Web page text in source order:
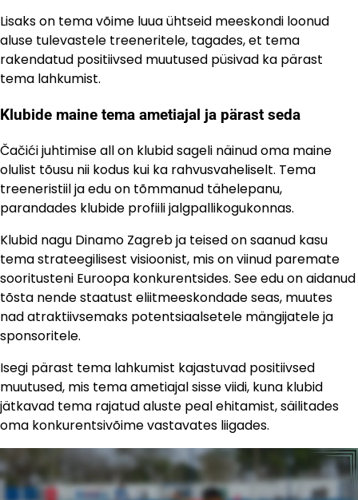
Lisaks on tema võime luua ühtseid meeskondi loonud
aluse tulevastele treeneritele, tagades, et tema
rakendatud positiivsed muutused püsivad ka pärast
tema lahkumist.
Klubide maine tema ametiajal ja pärast seda
Čačići juhtimise all on klubid sageli näinud oma maine
olulist tõusu nii kodus kui ka rahvusvaheliselt. Tema
treeneristiil ja edu on tõmmanud tähelepanu,
parandades klubide profiili jalgpallikogukonnas.
Klubid nagu Dinamo Zagreb ja teised on saanud kasu
tema strateegilisest visioonist, mis on viinud paremate
sooritusteni Euroopa konkurentsides. See edu on aidanud
tõsta nende staatust eliitmeeskondade seas, muutes
nad atraktiivsemaks potentsiaalsetele mängijatele ja
sponsoritele.
Isegi pärast tema lahkumist kajastuvad positiivsed
muutused, mis tema ametiajal sisse viidi, kuna klubid
jätkavad tema rajatud aluste peal ehitamist, säilitades
oma konkurentsivõime vastavates liigades.